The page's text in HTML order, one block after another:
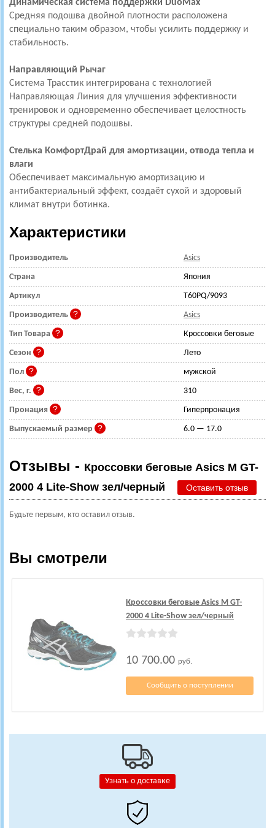
Узнать о доставке
Динамическая система поддержки DuoMax
Средняя подошва двойной плотности расположена
специально таким образом, чтобы усилить поддержку и
стабильность.
Направляющий Рычаг
Система Трасстик интегрирована с технологией
Направляющая Линия для улучшения эффективности
тренировок и одновременно обеспечивает целостность
структуры средней подошвы.
Стелька КомфортДрай для амортизации, отвода тепла и
влаги
Обеспечивает максимальную амортизацию и
антибактериальный эффект, создаёт сухой и здоровый
климат внутри ботинка.
Характеристики
Производитель Asics
Страна Япония
Артикул T60PQ/9093
Производитель Asics
Тип Товара Кроссовки беговые
Сезон Лето
Пол мужской
Вес, г. 310
Пронация Гиперпронация
Выпускаемый размер 6.0 — 17.0
Отзывы - Кроссовки беговые Asics M GT-
2000 4 Lite-Show зел/черный
Оставить отзыв
Будьте первым, кто оставил отзыв.
Вы смотрели
Кроссовки беговые Asics M GT-
2000 4 Lite-Show зел/черный
10 700.00 руб.
Сообщить о поступлении